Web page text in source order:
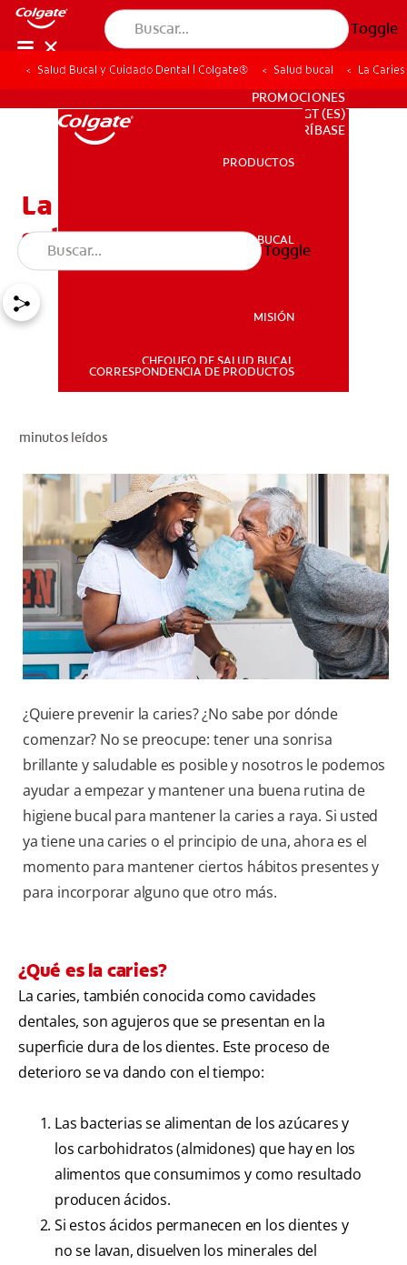
Toggle
SALUD BUCAL
PARA PROFESIONALES
PROMOCIONES
GT (ES)
SUSCRÍBASE
PARA PROFESIONALES
PROMOCIONES
GT (ES)
SUSCRÍBASE
PRODUCTOS
SALUD BUCAL
MISIÓN
CHEQUEO DE SALUD BUCAL
CORRESPONDENCIA DE PRODUCTOS
Toggle
Salud Bucal y Cuidado Dental | Colgate® Salud bucal La
La caries: lo que hay que
saber
minutos leídos
¿Quiere prevenir la caries? ¿No sabe por dónde
comenzar? No se preocupe: tener una sonrisa
brillante y saludable es posible y nosotros le podemos
ayudar a empezar y mantener una buena rutina de
higiene bucal para mantener la caries a raya. Si usted
ya tiene una caries o el principio de una, ahora es el
momento para mantener ciertos hábitos presentes y
para incorporar alguno que otro más.
¿Qué es la caries?
La caries, también conocida como cavidades
dentales, son agujeros que se presentan en la
superficie dura de los dientes. Este proceso de
deterioro se va dando con el tiempo:
Las bacterias se alimentan de los azúcares y
los carbohidratos (almidones) que hay en los
alimentos que consumimos y como resultado
producen ácidos.
Si estos ácidos permanecen en los dientes y
no se lavan, disuelven los minerales del